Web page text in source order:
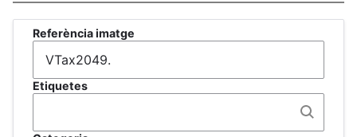
Referència imatge
Etiquetes